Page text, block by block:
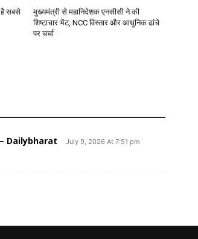
है सबसे
मुख्यमंत्री से महानिदेशक एनसीसी ने की
शिष्टाचार भेंट, NCC विस्तार और आधुनिक ढांचे
पर चर्चा
– Dailybharat July 9, 2026 At 7:51 pm